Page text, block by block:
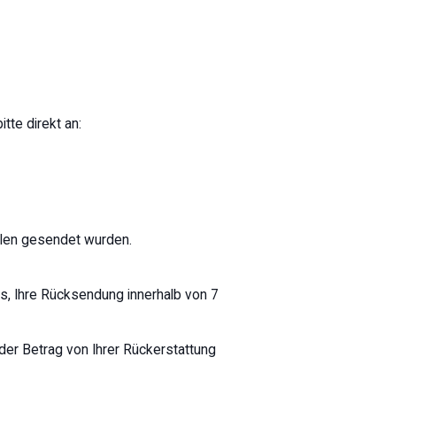
direkt an:
gesendet wurden.
Ihre Rücksendung innerhalb von 7
Betrag von Ihrer Rückerstattung